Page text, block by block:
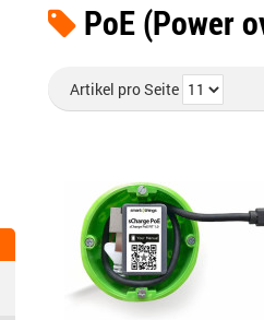
PoE (Power
Artikel pro Seite